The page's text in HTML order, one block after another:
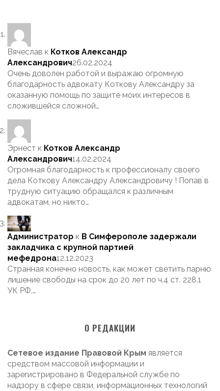
Вячеслав к Котков Александр
Александрович26.02.2024
Очень доволен работой и выражаю огромную
благодарность адвокату Коткову Александру за
оказанную помощь по защите моих интересов в
сложившейся сложной…
Эрнест к Котков Александр
Александрович14.02.2024
Огромная благодарность к профессионалу своего
дела Коткову Александру Александровичу ! Попав в
трудную ситуацию обращался к различным
адвокатам, но никто…
Администратор к В Симферополе задержали
закладчика с крупной партией
мефедрона12.12.2023
Странная конечно новость, как может светить парню
лишение свободы на срок до 20 лет по ч.4 ст. 228.1
УК РФ,…
О РЕДАКЦИИ
Сетевое издание Правовой Крым является
средством массовой информации и
зарегистрировано в Федеральной службе по
надзору в сфере связи, информационных технологий